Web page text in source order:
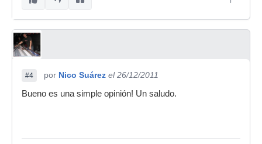
#4 por Nico Suárez el 26/12/2011
Bueno es una simple opinión! Un saludo.